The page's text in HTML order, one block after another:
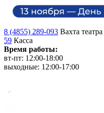
8 (4855) 289-093 Вахта театра
59 Касса
Время работы:
вт-пт: 12:00-18:00
выходные: 12:00-17:00